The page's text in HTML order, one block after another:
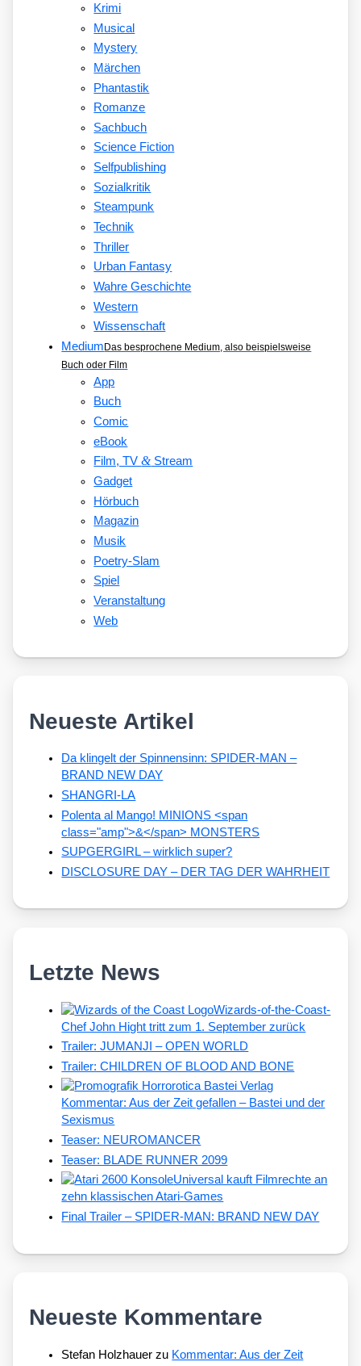
Krimi
Musical
Mystery
Märchen
Phantastik
Romanze
Sachbuch
Science Fiction
Selfpublishing
Sozialkritik
Steampunk
Technik
Thriller
Urban Fantasy
Wahre Geschichte
Western
Wissenschaft
MediumDas besprochene Medium, also beispielsweise
Buch oder Film
App
Buch
Comic
eBook
Film, TV&Stream
Gadget
Hörbuch
Magazin
Musik
Poetry-Slam
Spiel
Veranstaltung
Web
Neueste Artikel
Da klingelt der Spinnensinn: SPIDER-MAN –
BRAND NEW DAY
SHANGRI-LA
Polenta al Mango! MINIONS <span
class="amp">&</span> MONSTERS
SUPGERGIRL – wirklich super?
DISCLOSURE DAY – DER TAG DER WAHRHEIT
Letzte News
Wizards-of-the-Coast-
Chef John Hight tritt zum 1. September zurück
Trailer: JUMANJI – OPEN WORLD
Trailer: CHILDREN OF BLOOD AND BONE
Kommentar: Aus der Zeit gefallen – Bastei und der
Sexismus
Teaser: NEUROMANCER
Teaser: BLADE RUNNER 2099
Universal kauft Filmrechte an
zehn klassischen Atari-Games
Final Trailer – SPIDER-MAN: BRAND NEW DAY
Neueste Kommentare
Stefan Holzhauer zu Kommentar: Aus der Zeit